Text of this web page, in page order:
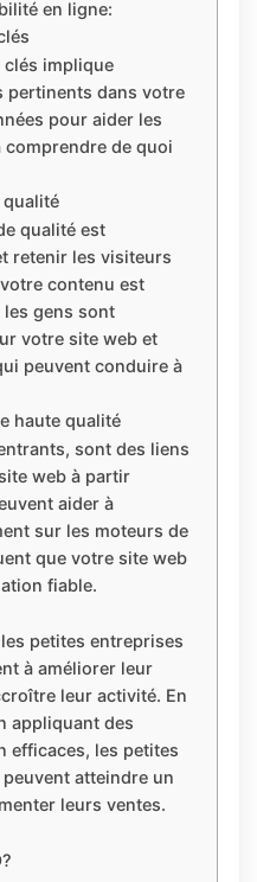
en ligne:
clés implique
pertinents dans votre
pour aider les
comprendre de quoi
qualité
qualité est
retenir les visiteurs
contenu est
gens sont
votre site web et
peuvent conduire à
haute qualité
sont des liens
web à partir
aider à
sur les moteurs de
que votre site web
fiable.
petites entreprises
à améliorer leur
leur activité. En
appliquant des
efficaces, les petites
atteindre un
leurs ventes.